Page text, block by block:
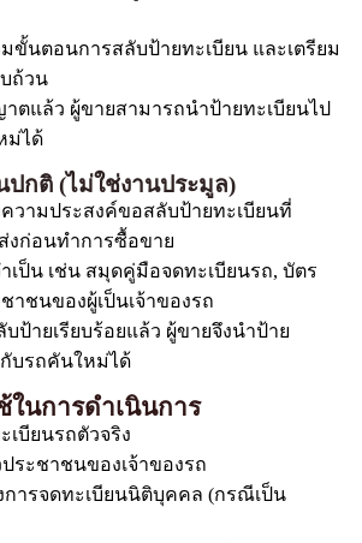
ขั้นตอนการสลับป้ายทะเบียน และเตรียม
ถ้วน
ตแล้ว ผู้ขายสามารถนำป้ายทะเบียนไป
ม่ได้
กติ (ไม่ใช่งานประมูล)
วามประสงค์ขอสลับป้ายทะเบียนที่
งก่อนทำการซื้อขาย
เป็น เช่น สมุดคู่มือจดทะเบียนรถ, บัตร
าชนของผู้เป็นเจ้าของรถ
บป้ายเรียบร้อยแล้ว ผู้ขายจึงนำป้าย
บรถคันใหม่ได้
ในการดำเนินการ
บียนรถตัวจริง
ระชาชนของเจ้าของรถ
ารจดทะเบียนนิติบุคคล (กรณีเป็น